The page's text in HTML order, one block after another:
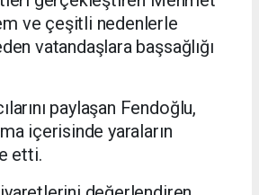
ve çeşitli nedenlerle
vatandaşlara başsağlığı
paylaşan Fendoğlu,
içerisinde yaraların
etti.